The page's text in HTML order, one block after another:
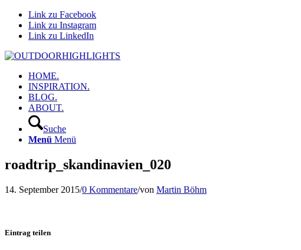
Link zu Facebook
Link zu Instagram
Link zu LinkedIn
HOME.
INSPIRATION.
BLOG.
ABOUT.
Suche
Menü Menü
roadtrip_skandinavien_020
14. September 2015/0 Kommentare/von Martin Böhm
Eintrag teilen